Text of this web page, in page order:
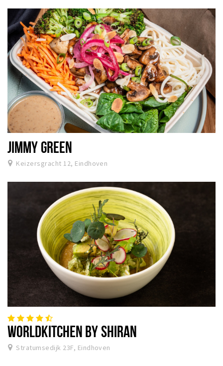
JIMMY GREEN
Keizersgracht 12, Eindhoven
WORLDKITCHEN BY SHIRAN
Stratumsedijk 23F, Eindhoven